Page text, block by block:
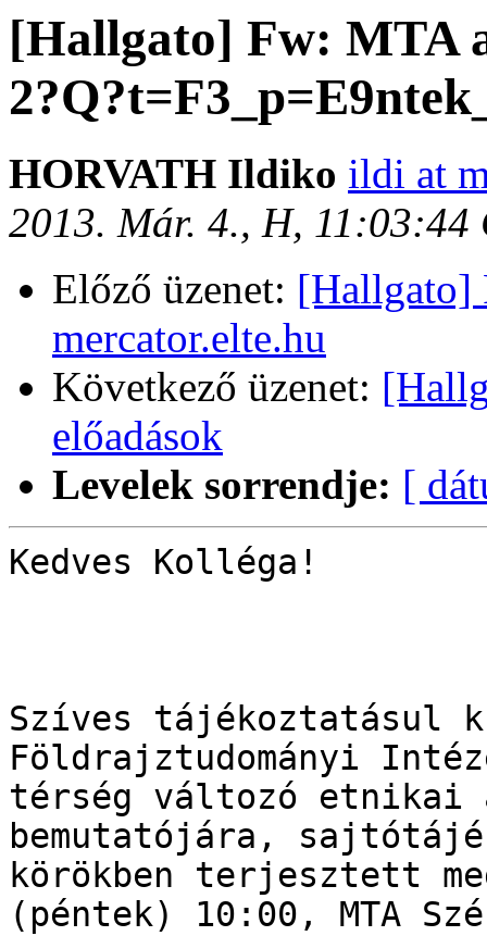
[Hallgato] Fw: MTA
HORVATH Ildiko ildi at
2013. Már. 4., H, 11:03:44
Előző üzenet: [Hallgato]
mercator.elte.hu
Következő üzenet:
előadások
Levelek sorrendje: [
Kedves Kolléga!
Szíves tájékoztatásul
Földrajztudományi
térség változó etnikai
bemutatójára,
körökben terjesztett
(péntek) 10:00, MTA